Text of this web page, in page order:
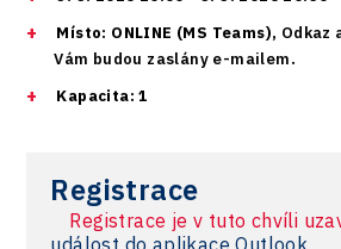
VisionCraft
Hunter Games
LAM-X
Aerospace
City
Manufacturing
Rail
Podpora podnikání
Společenská odpovědnost
Konference Potenciál místní
Konference Potenciál místní
Představení průběžného pokroku
Pasportizace
Místo: ONLINE (MS Teams), Odkaz
Vám budou zaslány e-mailem.
Kapacita: 1
Registrace
Registrace je v tuto chvíli
událost do aplikace Outlook